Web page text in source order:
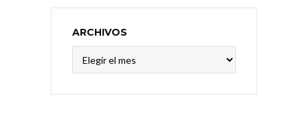
ARCHIVOS